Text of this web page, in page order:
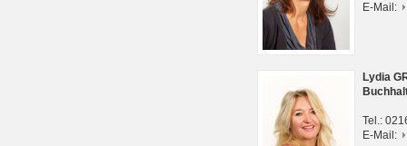
E-Mail:
Lydia
Tel.:
E-Mail: